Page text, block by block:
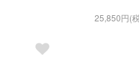
25,850円(